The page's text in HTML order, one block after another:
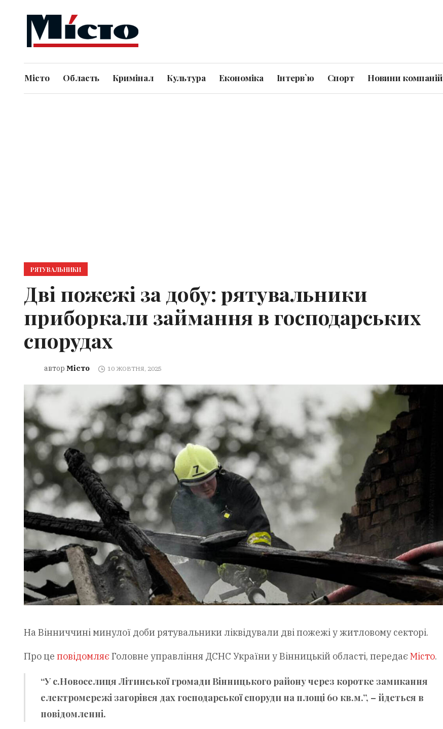
Місто Область Кримінал Культура Економіка Інтерв`ю Спорт Новини компаній
РЯТУВАЛЬНИКИ
Дві пожежі за добу: рятувальники
приборкали займання в господарських
спорудах
автор Місто 10 ЖОВТНЯ, 2025
На Вінниччині минулої доби рятувальники ліквідували дві пожежі у житловому секторі.
Про це повідомляє Головне управління ДСНС України у Вінницькій області, передає Місто.
“У с.Новоселиця Літинської громади Вінницького району через коротке замикання
електромережі загорівся дах господарської споруди на площі 60 кв.м.”, – йдеться в
повідомленні.